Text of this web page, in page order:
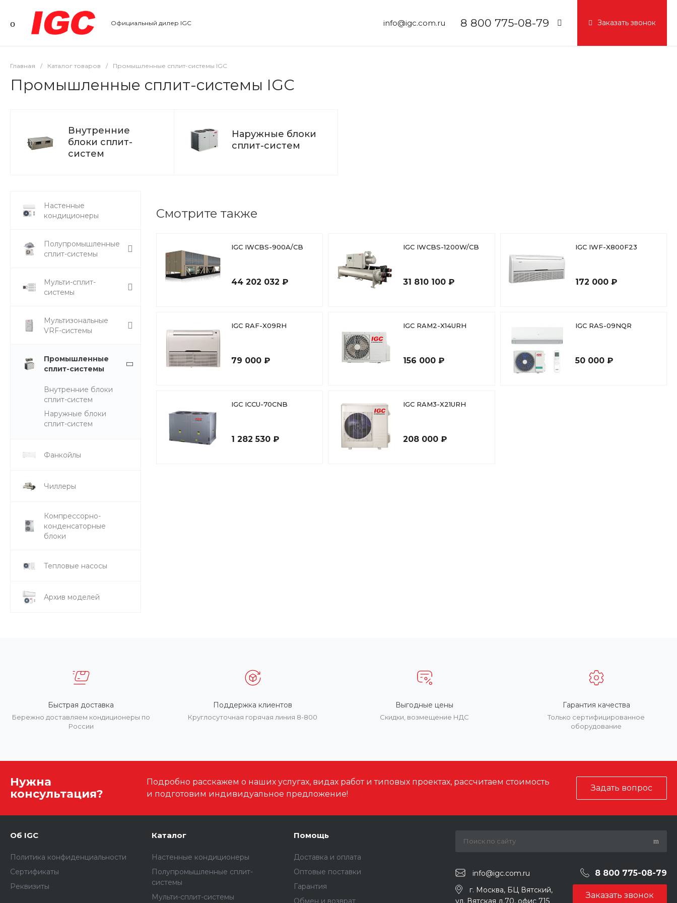
Официальный дилер IGC info@igc.com.ru 8 800 775-08-79 Заказать звонок
Главная / Каталог товаров / Промышленные сплит-системы IGC
Промышленные сплит-системы IGC
Внутренние
блоки сплит-
систем
Наружные блоки
сплит-систем
Настенные
кондиционеры
Полупромышленные
сплит-системы
Мульти-сплит-
системы
Мультизональные
VRF-системы
Промышленные
сплит-системы
Внутренние блоки
сплит-систем
Наружные блоки
сплит-систем
Фанкойлы
Чиллеры
Компрессорно-
конденсаторные
блоки
Тепловые насосы
Архив моделей
Смотрите также
IGC IWCBS-900A/CB
44 202 032 ₽
IGC IWCBS-1200W/CB
31 810 100 ₽
IGC IWF-X800F23
172 000 ₽
IGC RAF-X09RH
79 000 ₽
IGC RAM2-X14URH
156 000 ₽
IGC RAS-09NQR
50 000 ₽
IGC ICCU-70CNB
1 282 530 ₽
IGC RAM3-X21URH
208 000 ₽
Быстрая доставка
Бережно доставляем кондиционеры по
России
Поддержка клиентов
Круглосуточная горячая линия 8-800
Выгодные цены
Скидки, возмещение НДС
Гарантия качества
Только сертифицированное
оборудование
Нужна
консультация?
Подробно расскажем о наших услугах, видах работ и типовых проектах, рассчитаем стоимость
и подготовим индивидуальное предложение!
Задать вопрос
Об IGC
Политика конфиденциальности
Сертификаты
Реквизиты
Каталог
Настенные кондиционеры
Полупромышленные сплит-
системы
Мульти-сплит-системы
Помощь
Доставка и оплата
Оптовые поставки
Гарантия
Обмен и возврат
info@igc.com.ru 8 800 775-08-79
г. Москва, БЦ Вятский,
ул. Вятская д.70, офис 715
Заказать звонок